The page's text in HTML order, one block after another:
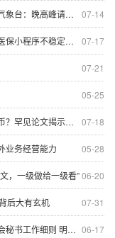
07-14
：晚高峰请注意
07-17
稳定，可暂换平台
07-21
05-25
07-18
文揭示了取证工具
05-28
业务经营能力
06-20
，一级做给一级看”
07-31
后大有玄机
06-17
明确职责与任免程序